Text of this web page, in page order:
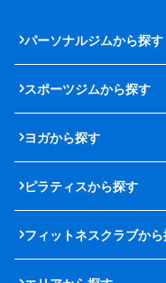
パーソナルジムから探す
スポーツジムから探す
ヨガから探す
ピラティスから探す
フィットネスクラブか